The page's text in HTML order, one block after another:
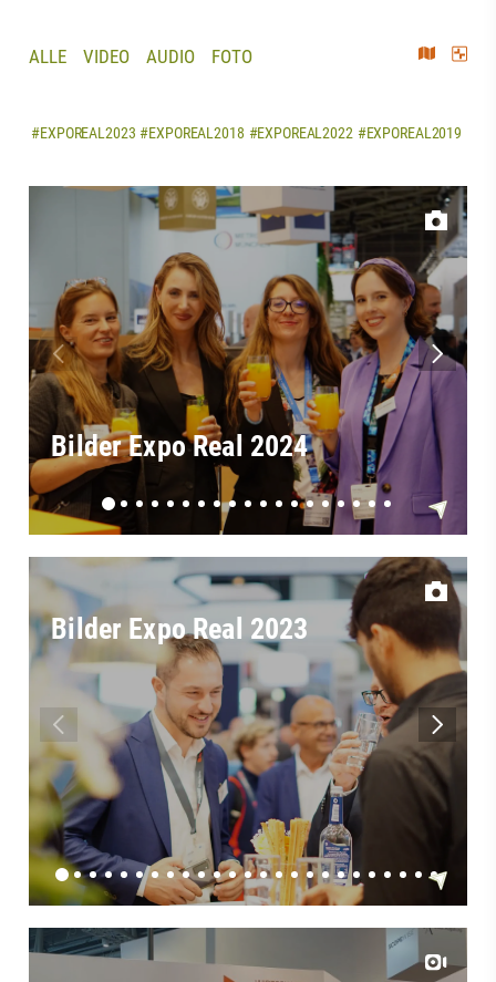
ALLE VIDEO AUDIO FOTO
#EXPOREAL2023 #EXPOREAL2018 #EXPOREAL2022 #EXPOREAL2019
Bilder Expo Real 2024
Bilder Expo Real 2023